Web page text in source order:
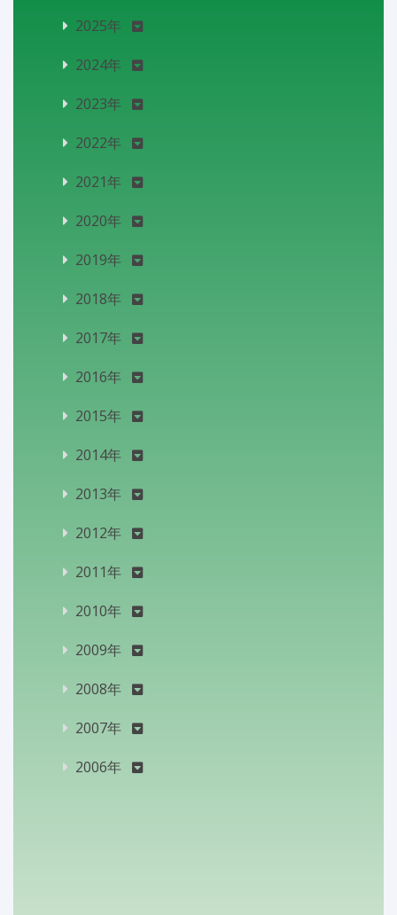
2025年
2024年
2023年
2022年
2021年
2020年
2019年
2018年
2017年
2016年
2015年
2014年
2013年
2012年
2011年
2010年
2009年
2008年
2007年
2006年